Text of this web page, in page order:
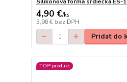
Silikonová forma srdiečka ES-
4,90 €/ks
3,98 € bez DPH
Pridať do
TOP produkt